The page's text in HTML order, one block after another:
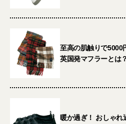
至高の肌触りで5000
英国発マフラーとは？
暖か過ぎ！ おしゃれ